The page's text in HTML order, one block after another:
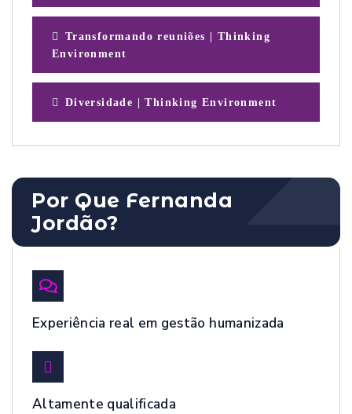
Transformando reuniões | Thinking
Environment
Diversidade | Thinking Environment
Por Que Fernanda
Jordão?
Experiência real em gestão humanizada
Altamente qualificada